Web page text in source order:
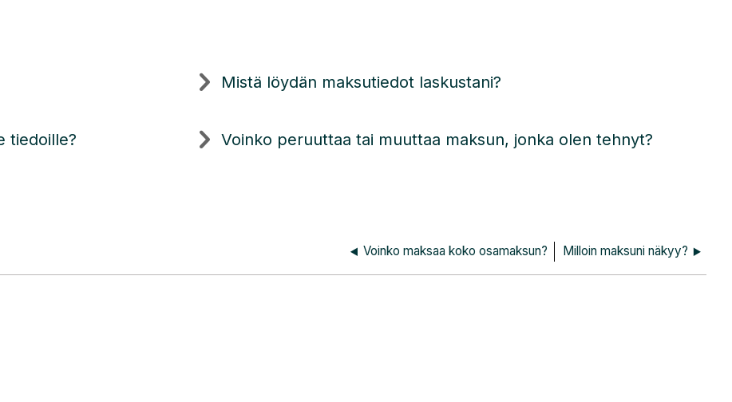
Mistä löydän maksutiedot laskustani?
tiedoille? Voinko peruuttaa tai muuttaa maksun, jonka olen tehnyt?
Voinko maksaa koko osamaksun? Milloin maksuni näkyy?